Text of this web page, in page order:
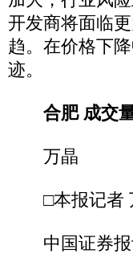
开发商将面临
趋。在价格下
迹。
合肥 成交
万晶
□本报记者
中国证券报